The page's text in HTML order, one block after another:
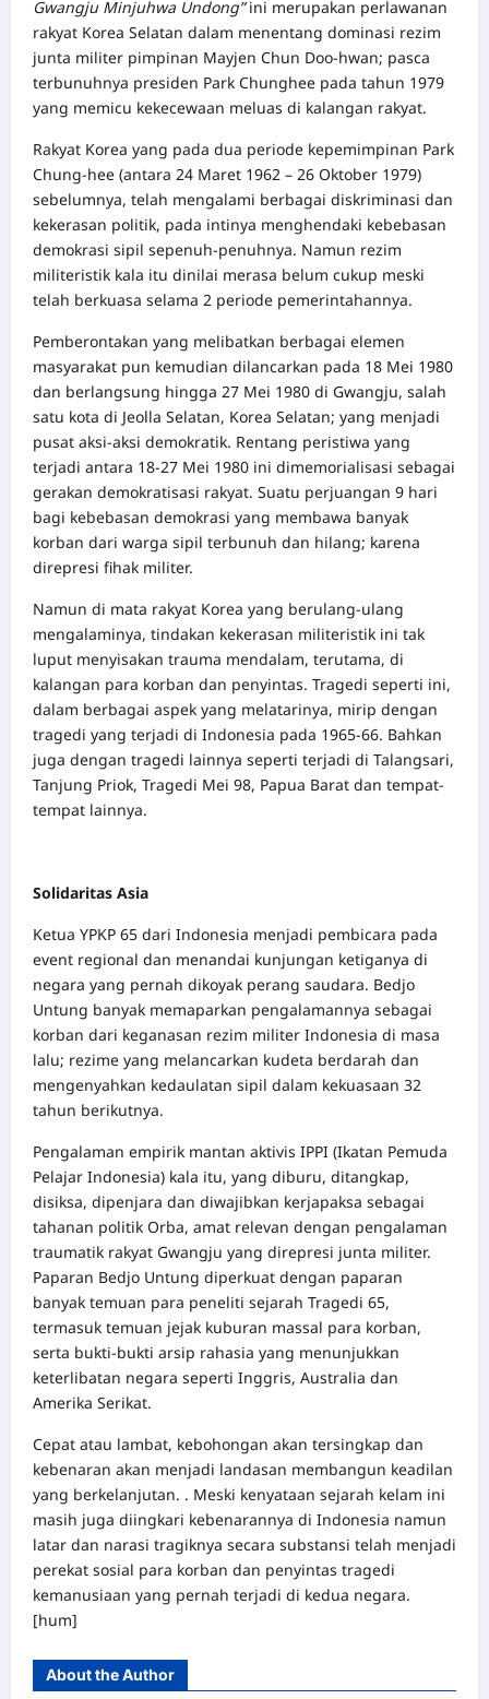
Gwangju Minjuhwa Undong”ini merupakan perlawanan
rakyat Korea Selatan dalam menentang dominasi rezim
junta militer pimpinan Mayjen Chun Doo-hwan; pasca
terbunuhnya presiden Park Chunghee pada tahun 1979
yang memicu kekecewaan meluas di kalangan rakyat.
Rakyat Korea yang pada dua periode kepemimpinan Park
Chung-hee (antara 24 Maret 1962 – 26 Oktober 1979)
sebelumnya, telah mengalami berbagai diskriminasi dan
kekerasan politik, pada intinya menghendaki kebebasan
demokrasi sipil sepenuh-penuhnya. Namun rezim
militeristik kala itu dinilai merasa belum cukup meski
telah berkuasa selama 2 periode pemerintahannya.
Pemberontakan yang melibatkan berbagai elemen
masyarakat pun kemudian dilancarkan pada 18 Mei 1980
dan berlangsung hingga 27 Mei 1980 di Gwangju, salah
satu kota di Jeolla Selatan, Korea Selatan; yang menjadi
pusat aksi-aksi demokratik. Rentang peristiwa yang
terjadi antara 18-27 Mei 1980 ini dimemorialisasi sebagai
gerakan demokratisasi rakyat. Suatu perjuangan 9 hari
bagi kebebasan demokrasi yang membawa banyak
korban dari warga sipil terbunuh dan hilang; karena
direpresi fihak militer.
Namun di mata rakyat Korea yang berulang-ulang
mengalaminya, tindakan kekerasan militeristik ini tak
luput menyisakan trauma mendalam, terutama, di
kalangan para korban dan penyintas. Tragedi seperti ini,
dalam berbagai aspek yang melatarinya, mirip dengan
tragedi yang terjadi di Indonesia pada 1965-66. Bahkan
juga dengan tragedi lainnya seperti terjadi di Talangsari,
Tanjung Priok, Tragedi Mei 98, Papua Barat dan tempat-
tempat lainnya.
Solidaritas Asia
Ketua YPKP 65 dari Indonesia menjadi pembicara pada
event regional dan menandai kunjungan ketiganya di
negara yang pernah dikoyak perang saudara. Bedjo
Untung banyak memaparkan pengalamannya sebagai
korban dari keganasan rezim militer Indonesia di masa
lalu; rezime yang melancarkan kudeta berdarah dan
mengenyahkan kedaulatan sipil dalam kekuasaan 32
tahun berikutnya.
Pengalaman empirik mantan aktivis IPPI (Ikatan Pemuda
Pelajar Indonesia) kala itu, yang diburu, ditangkap,
disiksa, dipenjara dan diwajibkan kerjapaksa sebagai
tahanan politik Orba, amat relevan dengan pengalaman
traumatik rakyat Gwangju yang direpresi junta militer.
Paparan Bedjo Untung diperkuat dengan paparan
banyak temuan para peneliti sejarah Tragedi 65,
termasuk temuan jejak kuburan massal para korban,
serta bukti-bukti arsip rahasia yang menunjukkan
keterlibatan negara seperti Inggris, Australia dan
Amerika Serikat.
Cepat atau lambat, kebohongan akan tersingkap dan
kebenaran akan menjadi landasan membangun keadilan
yang berkelanjutan. . Meski kenyataan sejarah kelam ini
masih juga diingkari kebenarannya di Indonesia namun
latar dan narasi tragiknya secara substansi telah menjadi
perekat sosial para korban dan penyintas tragedi
kemanusiaan yang pernah terjadi di kedua negara.
[hum]
About the Author